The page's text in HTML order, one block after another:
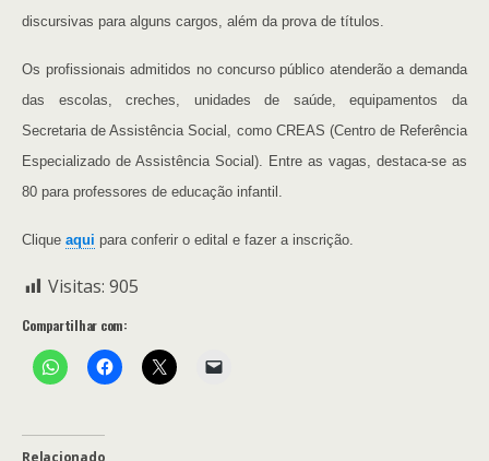
discursivas para alguns cargos, além da prova de títulos.
Os profissionais admitidos no concurso público atenderão a demanda
das escolas, creches, unidades de saúde, equipamentos da
Secretaria de Assistência Social, como CREAS (Centro de Referência
Especializado de Assistência Social). Entre as vagas, destaca-se as
80 para professores de educação infantil.
Clique aqui para conferir o edital e fazer a inscrição.
Visitas: 905
Compartilhar com:
Relacionado